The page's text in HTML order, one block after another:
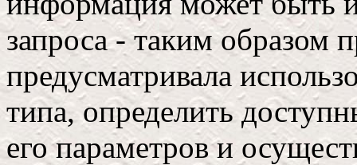
запроса - таким образом
предусматривала
типа, определить
его параметров и